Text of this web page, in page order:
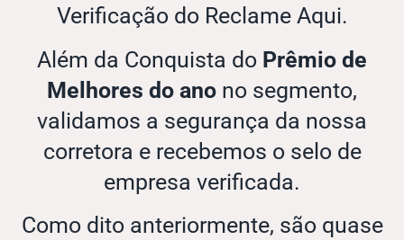
Verificação do Reclame Aqui.
Além da Conquista do Prêmio de
Melhores do ano no segmento,
validamos a segurança da nossa
corretora e recebemos o selo de
empresa verificada.
Como dito anteriormente, são quase